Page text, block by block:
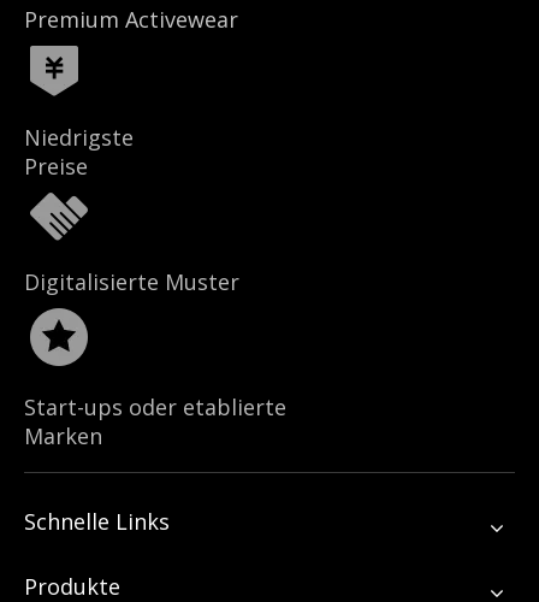
Premium Activewear
Niedrigste
Preise
Digitalisierte Muster
Start-ups oder etablierte
Marken
Schnelle Links
Produkte